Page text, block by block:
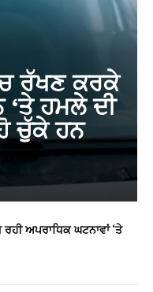
ਰੱਖਣ ਕਰਕੇ
‘ਤੇ ਹਮਲੇ ਦੀ
ਚੁੱਕੇ ਹਨ
ਰਹੀ ਅਪਰਾਧਿਕ ਘਟਨਾਵਾਂ ‘ਤੇ